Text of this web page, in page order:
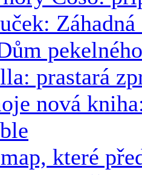
prastará
nová
které